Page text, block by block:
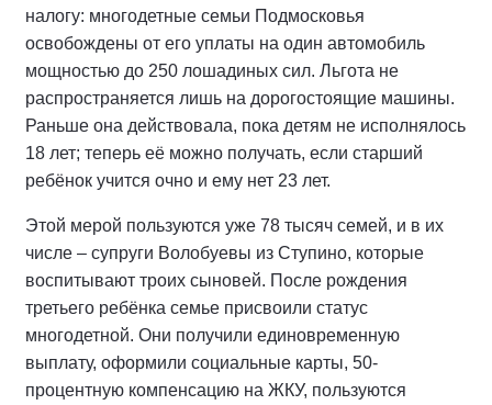
налогу: многодетные семьи Подмосковья
освобождены от его уплаты на один автомобиль
мощностью до 250 лошадиных сил. Льгота не
распространяется лишь на дорогостоящие машины.
Раньше она действовала, пока детям не исполнялось
18 лет; теперь её можно получать, если старший
ребёнок учится очно и ему нет 23 лет.
Этой мерой пользуются уже 78 тысяч семей, и в их
числе – супруги Волобуевы из Ступино, которые
воспитывают троих сыновей. После рождения
третьего ребёнка семье присвоили статус
многодетной. Они получили единовременную
выплату, оформили социальные карты, 50-
процентную компенсацию на ЖКУ, пользуются